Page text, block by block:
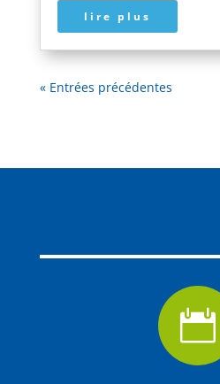
lire plus
« Entrées précédentes
